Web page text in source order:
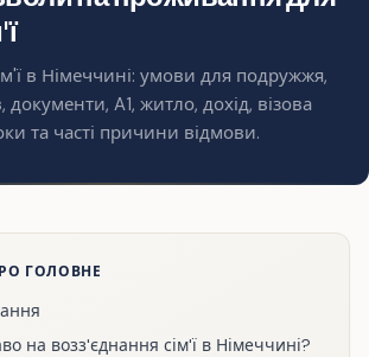
в Німеччині: умови для подружжя,
документи, A1, житло, дохід, візова
та часті причини відмови.
ГОЛОВНЕ
на возз'єднання сім'ї в Німеччині?